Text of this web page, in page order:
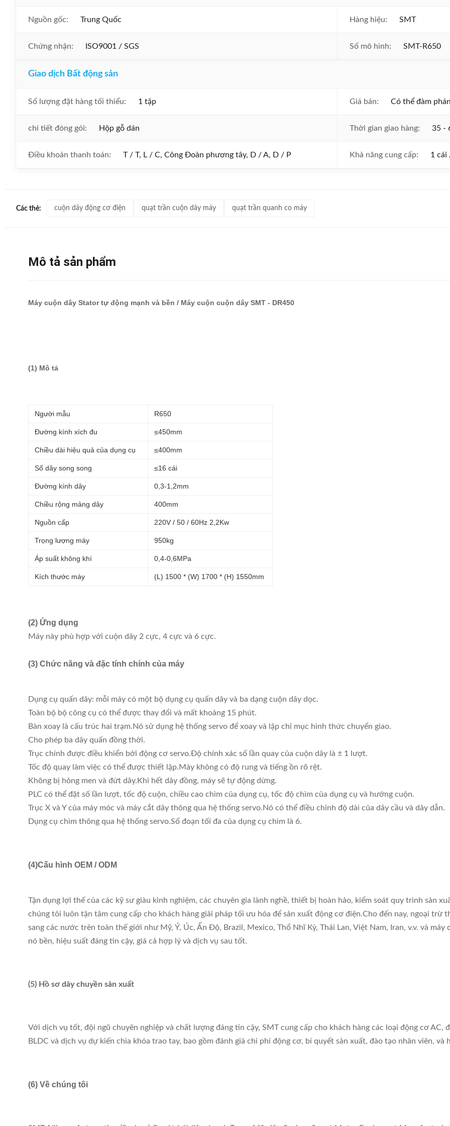
Nguồn gốc: Trung Quốc Hàng hiệu: SMT
Chứng nhận: ISO9001 / SGS Số mô hình: SMT-R650
Giao dịch Bất động sản
Số lượng đặt hàng tối thiểu: 1 tập Giá bán: Có thể đàm phán
chi tiết đóng gói: Hộp gỗ dán Thời gian giao hàng: 35 -
Điều khoản thanh toán: T / T, L / C, Công Đoàn phương tây, D / A, D / P Khả năng cung cấp: 1 cái
Các thẻ: cuộn dây động cơ điện quạt trần cuộn dây máy quạt trần quanh co máy
Mô tả sản phẩm
Máy cuộn dây Stator tự động mạnh và bền / Máy cuộn cuộn dây SMT - DR450
(1) Mô tả
Người mẫu R650
Đường kính xích đu ≤450mm
Chiều dài hiệu quả của dụng cụ ≤400mm
Số dây song song ≤16 cái
Đường kính dây 0,3-1,2mm
Chiều rộng mảng dây 400mm
Nguồn cấp 220V / 50 / 60Hz 2,2Kw
Trọng lượng máy 950kg
Áp suất không khí 0,4-0,6MPa
Kích thước máy (L) 1500 * (W) 1700 * (H) 1550mm
(2) Ứng dụng
Máy này phù hợp với cuộn dây 2 cực, 4 cực và 6 cực.
(3) Chức năng và đặc tính chính của máy
Dụng cụ quấn dây: mỗi máy có một bộ dụng cụ quấn dây và ba dạng cuộn dây dọc.
Toàn bộ bộ công cụ có thể được thay đổi và mất khoảng 15 phút.
Bàn xoay là cấu trúc hai trạm.Nó sử dụng hệ thống servo để xoay và lập chỉ mục hình thức chuyển giao.
Cho phép ba dây quấn đồng thời.
Trục chính được điều khiển bởi động cơ servo.Độ chính xác số lần quay của cuộn dây là ± 1 lượt.
Tốc độ quay làm việc có thể được thiết lập.Máy không có độ rung và tiếng ồn rõ rệt.
Không bị hỏng men và đứt dây.Khi hết dây đồng, máy sẽ tự động dừng.
PLC có thể đặt số lần lượt, tốc độ cuộn, chiều cao chìm của dụng cụ, tốc độ chìm của dụng cụ và hướng cuộn.
Trục X và Y của máy móc và máy cắt dây thông qua hệ thống servo.Nó có thể điều chỉnh độ dài của dây cầu và dây dẫn.
Dụng cụ chìm thông qua hệ thống servo.Số đoạn tối đa của dụng cụ chìm là 6.
(4)Cấu hình OEM / ODM
Tận dụng lợi thế của các kỹ sư giàu kinh nghiệm, các chuyên gia lành nghề, thiết bị hoàn hảo, kiểm soát quy trình sản
chúng tôi luôn tận tâm cung cấp cho khách hàng giải pháp tối ưu hóa để sản xuất động cơ điện.Cho đến nay, ngoại trừ
sang các nước trên toàn thế giới như Mỹ, Ý, Úc, Ấn Độ, Brazil, Mexico, Thổ Nhĩ Kỳ, Thái Lan, Việt Nam, Iran, v.v. và
nó bền, hiệu suất đáng tin cậy, giá cả hợp lý và dịch vụ sau tốt.
(5) Hồ sơ dây chuyền sản xuất
Với dịch vụ tốt, đội ngũ chuyên nghiệp và chất lượng đáng tin cậy, SMT cung cấp cho khách hàng các loại động cơ
BLDC và dịch vụ dự kiến ​​chìa khóa trao tay, bao gồm đánh giá chi phí động cơ, bí quyết sản xuất, đào tạo nhân viên, và
(6) Về chúng tôi